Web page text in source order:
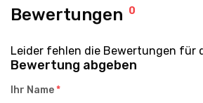
Bewertungen 0
Leider fehlen die Bewertungen für
Bewertung abgeben
Ihr Name*